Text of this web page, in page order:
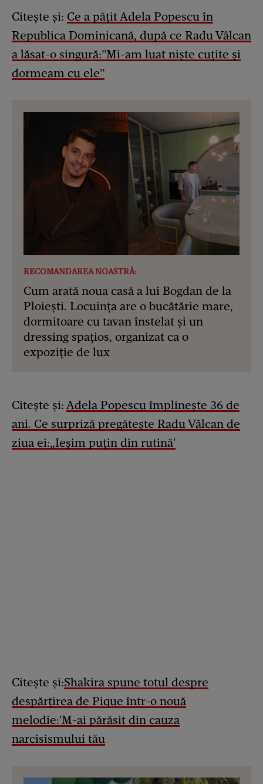
Citește și: Ce a pățit Adela Popescu în
Republica Dominicană, după ce Radu Vâlcan
a lăsat-o singură:”Mi-am luat niște cuțite și
dormeam cu ele”
RECOMANDAREA NOASTRĂ:
Cum arată noua casă a lui Bogdan de la
Ploiești. Locuința are o bucătărie mare,
dormitoare cu tavan înstelat și un
dressing spațios, organizat ca o
expoziție de lux
Citește și: Adela Popescu împlinește 36 de
ani. Ce surpriză pregătește Radu Vâlcan de
ziua ei:„Ieșim puțin din rutină'
Citește și:Shakira spune totul despre
despărțirea de Pique într-o nouă
melodie:'M-ai părăsit din cauza
narcisismului tău